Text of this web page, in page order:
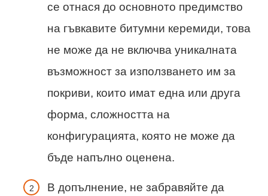
се отнася до основното предимство
на гъвкавите битумни керемиди, това
не може да не включва уникалната
възможност за използването им за
покриви, които имат една или друга
форма, сложността на
конфигурацията, която не може да
бъде напълно оценена.
В допълнение, не забравяйте да